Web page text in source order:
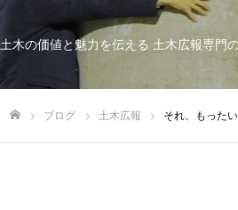
土木の価値と魅力を伝える 土木広報専門
ブログ 土木広報 それ、もった